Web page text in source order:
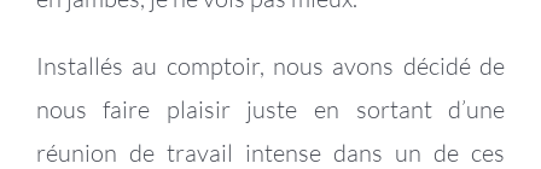
Installés au comptoir, nous avons décidé de
nous faire plaisir juste en sortant d’une
réunion de travail intense dans un de ces